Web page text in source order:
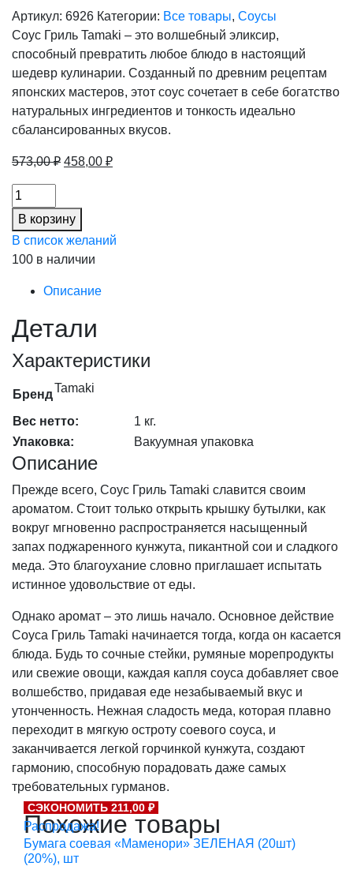
Артикул: 6926 Категории: Все товары, Соусы
Соус Гриль Tamaki – это волшебный эликсир,
способный превратить любое блюдо в настоящий
шедевр кулинарии. Созданный по древним рецептам
японских мастеров, этот соус сочетает в себе богатство
натуральных ингредиентов и тонкость идеально
сбалансированных вкусов.
573,00₽ Первоначальная
573,00 ₽.
458,00 ₽Текущая
Соус
Гриль
Tamaki
1,0кг/6шт
(20%),
В корзину
В список желаний
100 в наличии
Описание
Детали
Характеристики
БрендTamaki
Вес нетто:
1 кг.
Упаковка:
Вакуумная упаковка
Описание
Прежде всего, Соус Гриль Tamaki славится своим
ароматом. Стоит только открыть крышку бутылки, как
вокруг мгновенно распространяется насыщенный
запах поджаренного кунжута, пикантной сои и сладкого
меда. Это благоухание словно приглашает испытать
истинное удовольствие от еды.
Однако аромат – это лишь начало. Основное действие
Соуса Гриль Tamaki начинается тогда, когда он касается
блюда. Будь то сочные стейки, румяные морепродукты
или свежие овощи, каждая капля соуса добавляет свое
волшебство, придавая еде незабываемый вкус и
утонченность. Нежная сладость меда, которая плавно
переходит в мягкую остроту соевого соуса, и
заканчивается легкой горчинкой кунжута, создают
гармонию, способную порадовать даже самых
требовательных гурманов.
Похожие товары
СЭКОНОМИТЬ 211,00 ₽
Распродажа!
Бумага соевая «Маменори» ЗЕЛЕНАЯ (20шт)
(20%), шт